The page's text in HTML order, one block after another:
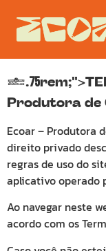
1.75
Produtora de
Ecoar – Produtora
direito privado
regras de uso do
aplicativo operado
Ao navegar neste
acordo com os